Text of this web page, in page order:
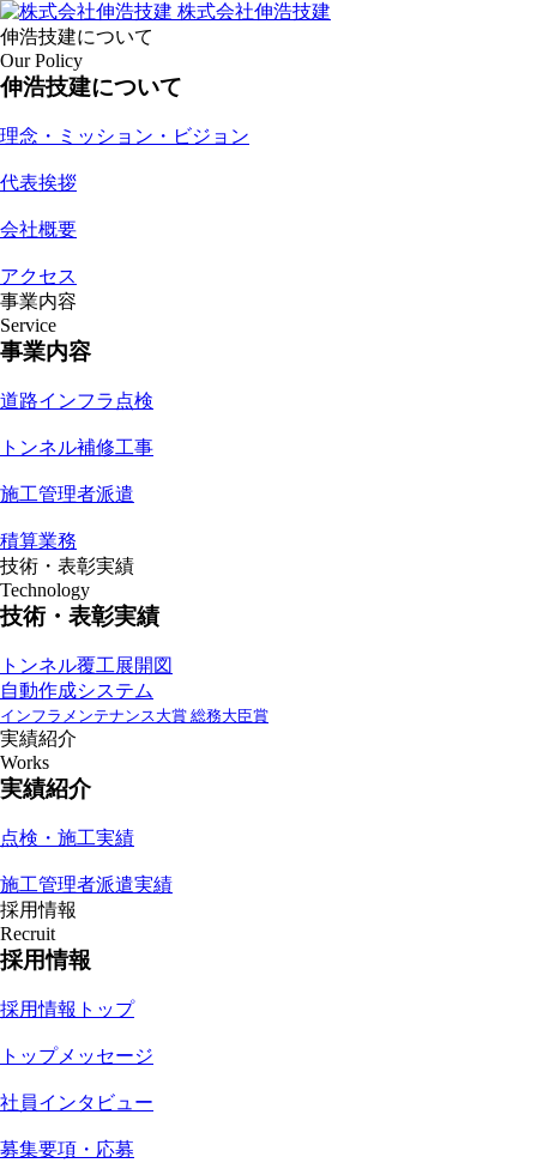
株式会社伸浩技建
伸浩技建について
Our Policy
伸浩技建について
理念・ミッション・ビジョン
代表挨拶
会社概要
アクセス
事業内容
Service
事業内容
道路インフラ点検
トンネル補修工事
施工管理者派遣
積算業務
技術・表彰実績
Technology
技術・表彰実績
トンネル覆工展開図
自動作成システム
インフラメンテナンス大賞 総務大臣賞
実績紹介
Works
実績紹介
点検・施工実績
施工管理者派遣実績
採用情報
Recruit
採用情報
採用情報トップ
トップメッセージ
社員インタビュー
募集要項・応募